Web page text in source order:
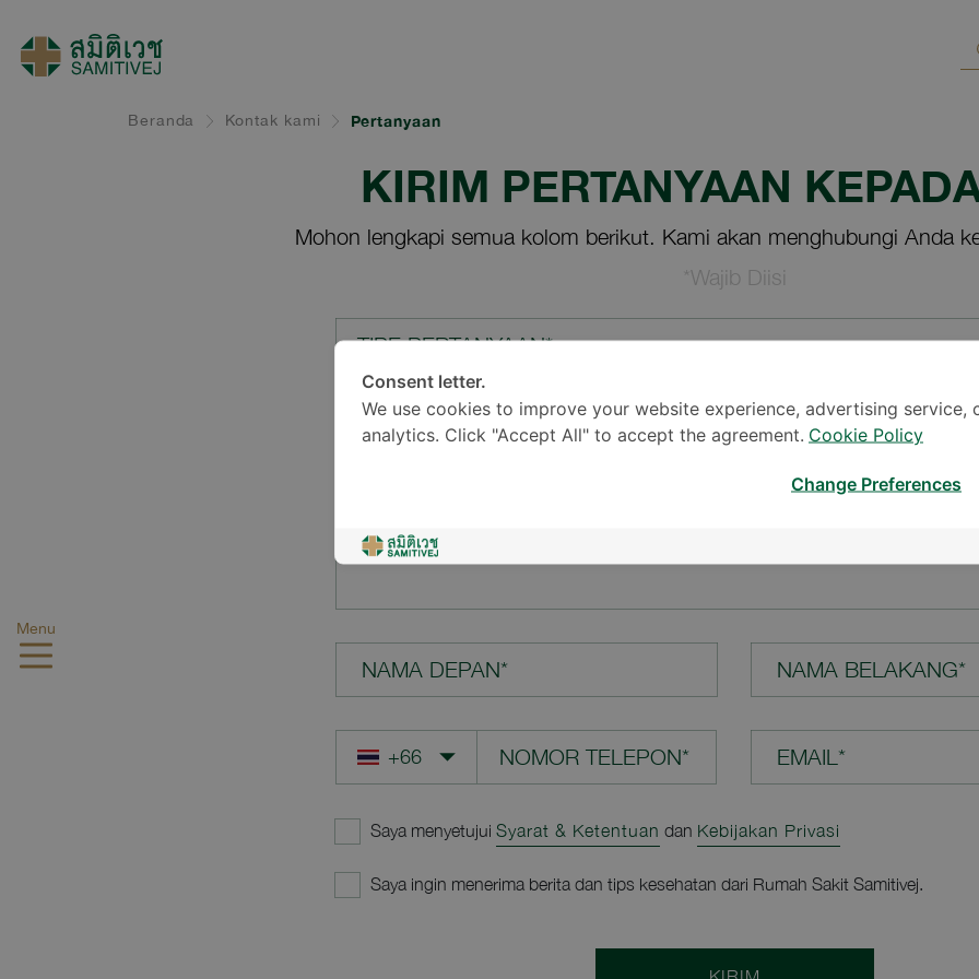
Menu
Beranda Kontak kami Pertanyaan
KIRIM PERTANYAAN
Mohon lengkapi semua kolom berikut. Kami akan menghubungi Anda
*Wajib Diisi
TIPE PERTANYAAN*
LOKASI*
NAMA DEPAN* NAMA BELAKANG*
EMAIL*
Saya menyetujui Syarat & Ketentuan dan Kebijakan Privasi
Saya ingin menerima berita dan tips kesehatan dari Rumah Sakit Samitivej.
Consent letter.
We use cookies to improve your website experience, advertising service,
analytics. Click "Accept All" to accept the agreement. Cookie Policy
Change Preferences